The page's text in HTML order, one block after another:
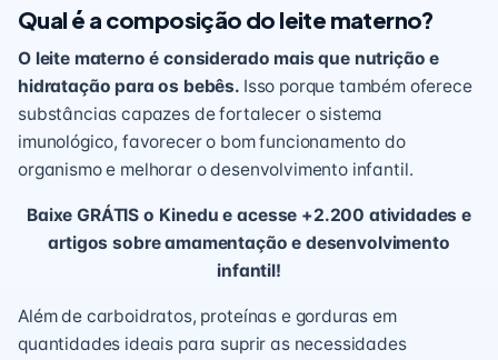
Qual é a composição do leite materno?
O leite materno é considerado mais que nutrição e
hidratação para os bebês. Isso porque também oferece
substâncias capazes de fortalecer o sistema
imunológico, favorecer o bom funcionamento do
organismo e melhorar odesenvolvimento infantil.
Baixe GRÁTIS o Kinedu e acesse +2.200 atividades e
artigos sobre amamentação e desenvolvimento
infantil!
Além de carboidratos, proteínas e gorduras em
quantidades ideais para suprir as necessidades